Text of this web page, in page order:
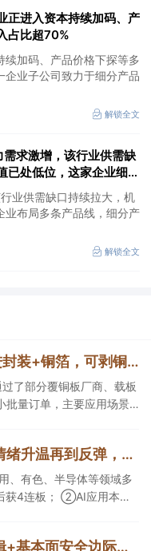
正进入资本持续加码、产
占比超70%
加码、产品价格下探等多
业子公司致力于细分产品
解锁全文
需求激增，该行业供需缺
已处低位，这家企业细分
业供需缺口持续拉大，机
业布局多条产品线，细分产
解锁全文
【机构龙虎榜解读】PCB+先进封装+铜箔，可剥铜产品通过了部分覆铜板厂商、载板厂商及相关芯片终端的认证，持续获得小批量订单，主要应用场景包括芯片封装光模块用PCB，机构大额净买入这家公司
了部分覆铜板厂商、载板
批量订单，主要应用场景
因治疗产品商业化受托生【九点特供周回顾】从超跌到情绪升温再到反弹，栏目梳理AI应用题材逻辑，AI教育人气公司解读后获4连板
、有色、半导体等领域多
②AI应用本周
【风口研报回顾】兼顾成长逻辑+基本面安全边际！王牌自营前瞻覆盖“pcb+MLCC+电子布”，梳理AI产业链优质标的“深坑起跳”